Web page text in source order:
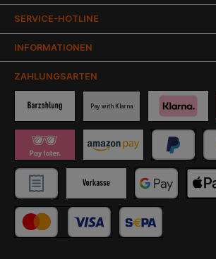
INFORMATIONEN
SERVICE-HOTLINE
ZAHLUNGSARTEN
Pay with Klarna